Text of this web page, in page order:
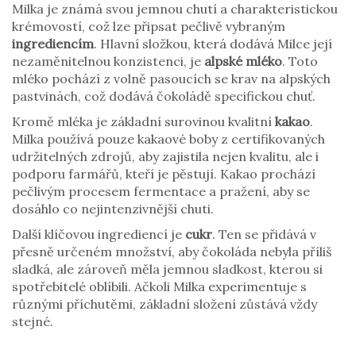
Milka je známá svou jemnou chutí a charakteristickou
krémovostí, což lze připsat pečlivě vybraným
ingrediencím. Hlavní složkou, která dodává Milce její
nezaměnitelnou konzistenci, je alpské mléko. Toto
mléko pochází z volně pasoucích se krav na alpských
pastvinách, což dodává čokoládě specifickou chuť.
Kromě mléka je základní surovinou kvalitní kakao.
Milka používá pouze kakaové boby z certifikovaných
udržitelných zdrojů, aby zajistila nejen kvalitu, ale i
podporu farmářů, kteří je pěstují. Kakao prochází
pečlivým procesem fermentace a pražení, aby se
dosáhlo co nejintenzivnější chuti.
Další klíčovou ingrediencí je cukr. Ten se přidává v
přesně určeném množství, aby čokoláda nebyla příliš
sladká, ale zároveň měla jemnou sladkost, kterou si
spotřebitelé oblíbili. Ačkoli Milka experimentuje s
různými příchutěmi, základní složení zůstává vždy
stejné.